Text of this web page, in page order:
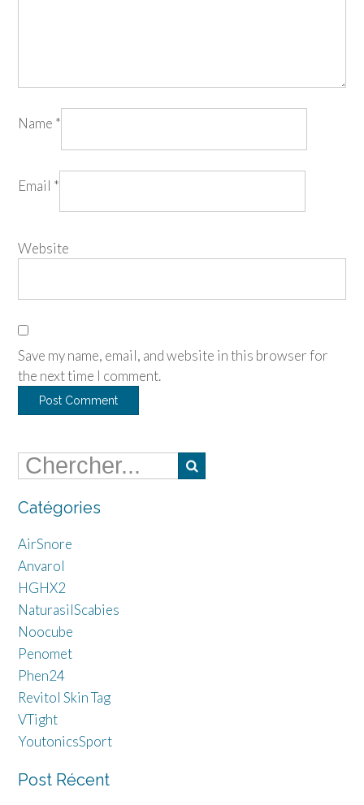
Name *
Email *
Website
Save my name, email, and website in this browser for
the next time I comment.
Catégories
AirSnore
Anvarol
HGHX2
NaturasilScabies
Noocube
Penomet
Phen24
Revitol Skin Tag
VTight
YoutonicsSport
Post Récent